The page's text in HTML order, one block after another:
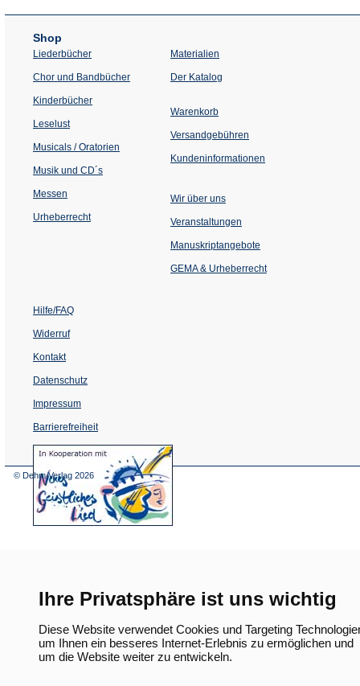
Ihre Privatsphäre ist uns wichtig
Diese Website verwendet Cookies und Targeting
um Ihnen ein besseres Internet-Erlebnis zu ermöglichen und
um die Website weiter zu entwickeln.
Shop
Liederbücher
Chor und Bandbücher
Kinderbücher
Leselust
Musicals / Oratorien
Musik und CD´s
Messen
Urheberrecht
Materialien
Der Katalog
Warenkorb
Versandgebühren
Kundeninformationen
Wir über uns
Veranstaltungen
einem
Tab)
Manuskriptangebote
GEMA & Urheberrecht
Hilfe/FAQ
Widerruf
Kontakt
Datenschutz
Impressum
Barrierefreiheit
(Öffnet
in
© Dehm Verlag 2026